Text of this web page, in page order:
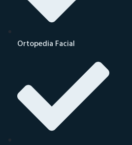
Ortopedia Facial